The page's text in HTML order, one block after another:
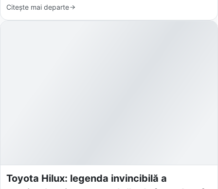
Citește mai departe
Toyota Hilux: legenda invincibilă a